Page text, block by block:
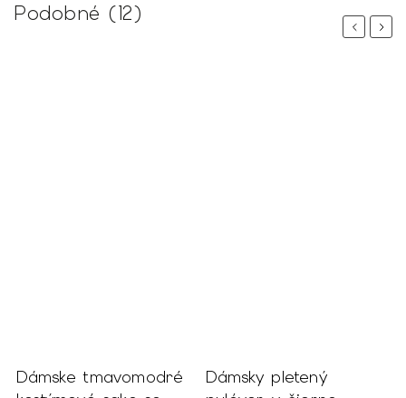
Podobné (12)
Previous
Dámsky pletený
Dámsky čierny
Next